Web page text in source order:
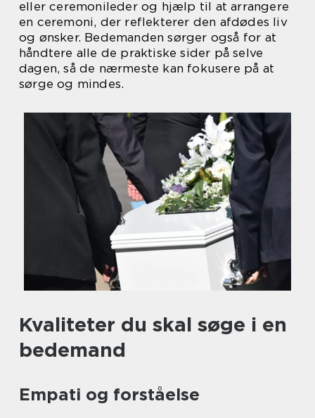
eller ceremonileder og hjælp til at arrangere
en ceremoni, der reflekterer den afdødes liv
og ønsker. Bedemanden sørger også for at
håndtere alle de praktiske sider på selve
dagen, så de nærmeste kan fokusere på at
sørge og mindes.
Kvaliteter du skal søge i en
bedemand
Empati og forståelse